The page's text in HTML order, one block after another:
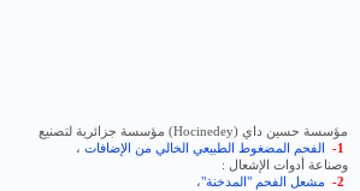
مؤسسة حسين داي (Hocinedey) مؤسسة جزائرية لتصنيع
1-
الفحم المضغوط الطبيعي الخالي من الإضافات ،
وصناعة أدوات الإشعال :
2-
مشعل الفحم "المدخنة"،